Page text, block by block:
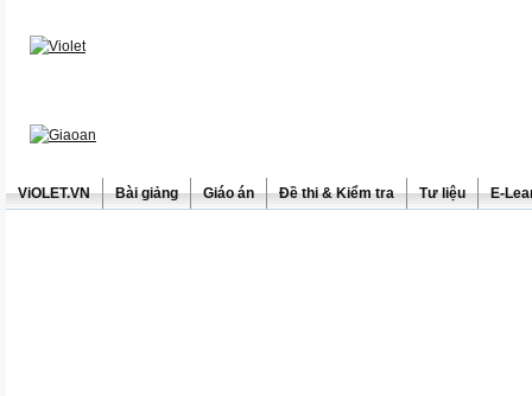
ViOLET.VN Bài giảng Giáo án Đề thi & Kiểm tra Tư liệu E-